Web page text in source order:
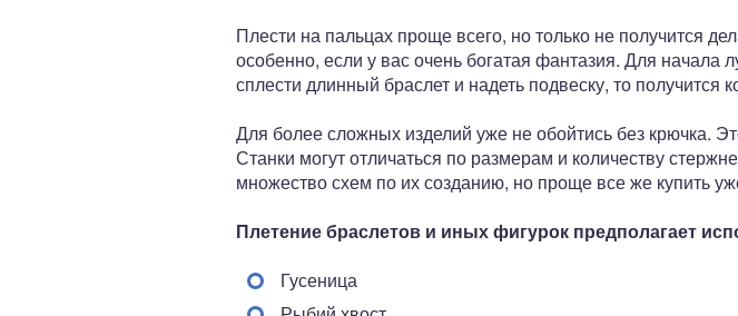
Плести на пальцах проще всего, но только не получится
особенно, если у вас очень богатая фантазия. Для
сплести длинный браслет и надеть подвеску, то
Для более сложных изделий уже не обойтись без крючка.
Станки могут отличаться по размерам и количеству
множество схем по их созданию, но проще все же купить
Плетение браслетов и иных фигурок предполагает
Гусеница